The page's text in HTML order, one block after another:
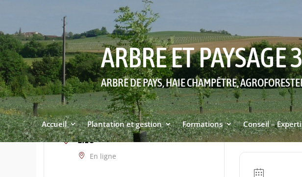
ARBRE ET PAYSAGE
ARBRE DE PAYS, HAIE CHAMPÊTRE,
Accueil Plantation et gestion Formations Conseil –
LIEU
En ligne